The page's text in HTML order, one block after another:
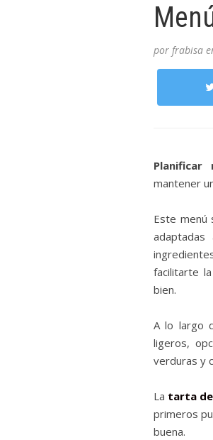
por frabisa
Planificar
mantener
Este menú
adaptadas
facilitarte
bien.
A lo largo
ligeros,
verduras y
La tarta de
primeros
buena.